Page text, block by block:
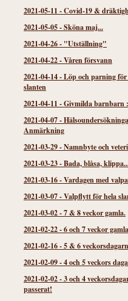
2021-05-11 -Covid-19 &
2021-05-05-Sköna maj...
2021-04-26- "Utställning"
2021-04-22-Våren försvann
2021-04-14-Löp och parning för
slanten
2021-04-11 -Givmilda barnbarn
2021-04-07-
Anmärkning
2021-03-29-Namnbyte och
2021-03-23-Bada, blåsa,
2021-03-16-Vardagen med
2021-03-07-Valpflytt för hela
2021-03-02-7 & 8 veckor gamla.
2021-02-22-6 och 7 veckor
2021-02-16-5 & 6
2021-02-09-4 och 5 veckors
2021-02-02-3 och 4
passerat!